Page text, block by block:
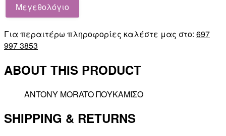
Μεγεθολόγιο
Για περαιτέρω πληροφορίες καλέστε μας στο: 697
997 3853
ABOUT THIS PRODUCT
ANTONY MORATO ΠΟΥΚΑΜΙΣΟ
SHIPPING & RETURNS